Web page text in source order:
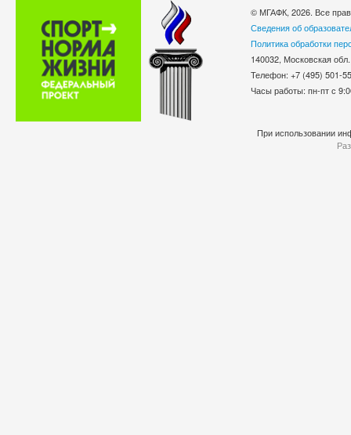
© МГАФК, 2026. Все
Сведения об
Политика обработки
140032, Московская
Телефон: +7 (495)
Часы работы: пн-пт с
При использовании